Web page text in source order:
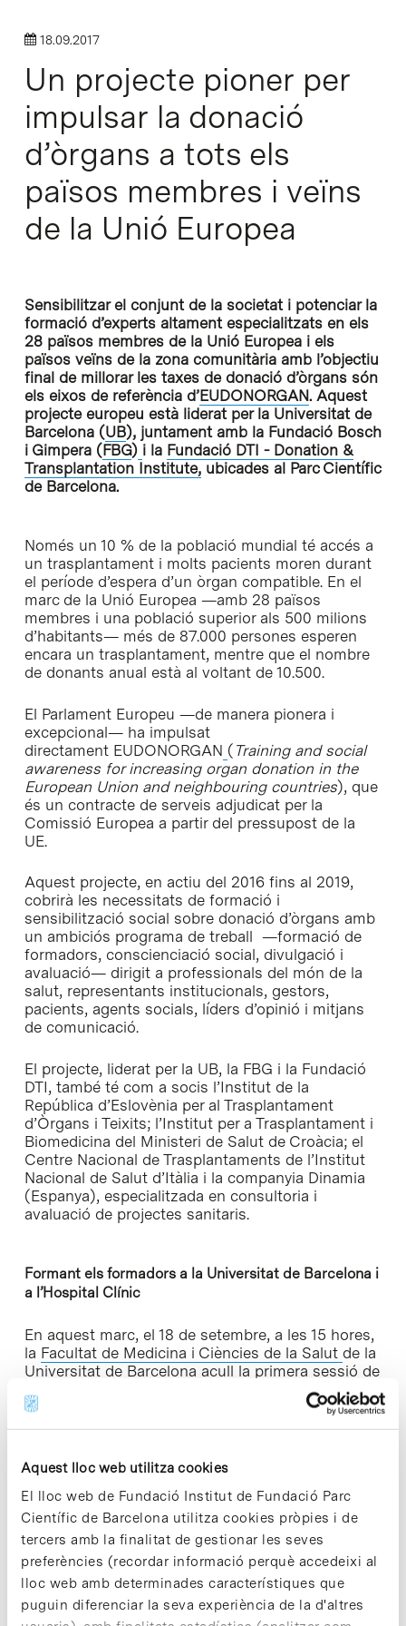
Aquest lloc web utilitza cookies
El lloc web de Fundació Institut de Fundació Parc
Científic de Barcelona utilitza cookies pròpies i de
tercers amb la finalitat de gestionar les seves
preferències (recordar informació perquè accedeixi al
lloc web amb determinades característiques que
puguin diferenciar la seva experiència de la d'altres
18.09.2017
Un projecte pioner per
impulsar la donació
d’òrgans a tots els
països membres i veïns
de la Unió Europea
Sensibilitzar el conjunt de la societat i potenciar la
formació d’experts altament especialitzats en els
28 països membres de la Unió Europea i els
països veïns de la zona comunitària amb l’objectiu
final de millorar les taxes de donació d’òrgans són
els eixos de referència d’EUDONORGAN. Aquest
projecte europeu està liderat per la Universitat de
Barcelona (UB), juntament amb la Fundació Bosch
i Gimpera (FBG) i la Fundació DTI - Donation &
Transplantation Institute,ubicades al Parc Científic
de Barcelona.
Només un 10 % de la població mundial té accés a
un trasplantament i molts pacients moren durant
el període d’espera d’un òrgan compatible. En el
marc de la Unió Europea —amb 28 països
membres i una població superior als 500 milions
d’habitants— més de 87.000 persones esperen
encara un trasplantament, mentre que el nombre
de donants anual està al voltant de 10.500.
El Parlament Europeu —de manera pionera i
excepcional— ha impulsat
directament EUDONORGAN ( Training and social
awareness for increasing organ donation in the
European Union and neighbouring countries), que
és un contracte de serveis adjudicat per la
Comissió Europea a partir del pressupost de la
UE.
Aquest projecte, en actiu del 2016 fins al 2019,
cobrirà les necessitats de formació i
sensibilització social sobre donació d’òrgans amb
un ambiciós programa de treball —formació de
formadors, conscienciació social, divulgació i
avaluació— dirigit a professionals del món de la
salut, representants institucionals, gestors,
pacients, agents socials, líders d’opinió i mitjans
de comunicació.
El projecte, liderat per la UB, la FBG i la Fundació
DTI, també té com a socis l’Institut de la
República d’Eslovènia per al Trasplantament
d’Òrgans i Teixits; l’Institut per a Trasplantament i
Biomedicina del Ministeri de Salut de Croàcia; el
Centre Nacional de Trasplantaments de l’Institut
Nacional de Salut d’Itàlia i la companyia Dinamia
(Espanya), especialitzada en consultoria i
avaluació de projectes sanitaris.
Formant els formadors a la Universitat de Barcelona i
a l’Hospital Clínic
En aquest marc, el 18 de setembre, a les 15 hores,
la Facultat de Medicina i Ciències de la Salut de la
Universitat de Barcelona acull la primera sessió de
les jornades presencials del programa de formació
de formadors (Train the trainers)
d’EUDONORGAN. Coordinat per la Fundació DTI,
d’assistents dels 28 estats membres de la Unió
Europea, del 18 al 22 de setembre, a Barcelona i
Sant Hilari Sacalm.
A l’acte d’inauguració, presidit pel degà de la
Facultat de Medicina i Ciències de la Salut,
Francesc Cardellach, també hi participen el
director del projecte EUDONORGAN, Martí
Manyalich, professor del Departament de Cirurgia i